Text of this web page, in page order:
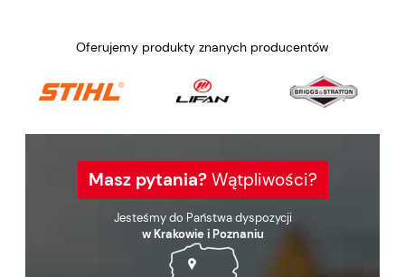
Oferujemy produkty znanych producentów
Masz pytania?Wątpliwości?
Jesteśmy do Państwa dyspozycji
w Krakowie i Poznaniu